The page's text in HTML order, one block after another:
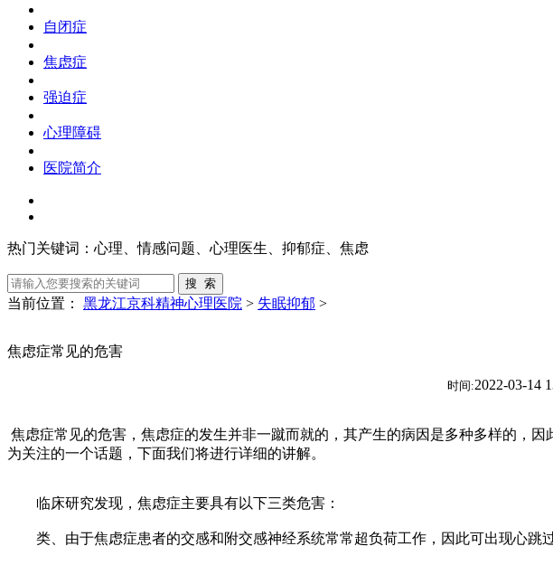
自闭症
焦虑症
强迫症
心理障碍
医院简介
热门关键词： 心理、情感问题、心理医生、抑郁症、焦虑
当前位置： 黑龙江京科精神心理医院 > 失眠抑郁 >
焦虑症常见的危害
时间:2022-03-14
焦虑症常见的危害，焦虑症的发生并非一蹴而就的，其产生的病因是多种多样的，
为关注的一个话题，下面我们将进行详细的讲解。
临床研究发现，焦虑症主要具有以下三类危害：
类、由于焦虑症患者的交感和附交感神经系统常常超负荷工作，因此可出现心跳